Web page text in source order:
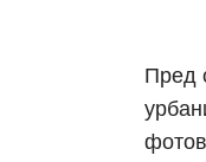
Пред